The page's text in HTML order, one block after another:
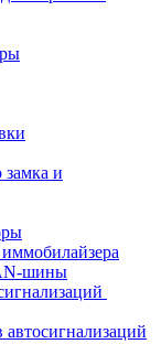
и
шины